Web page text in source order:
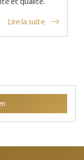
Lire la suite